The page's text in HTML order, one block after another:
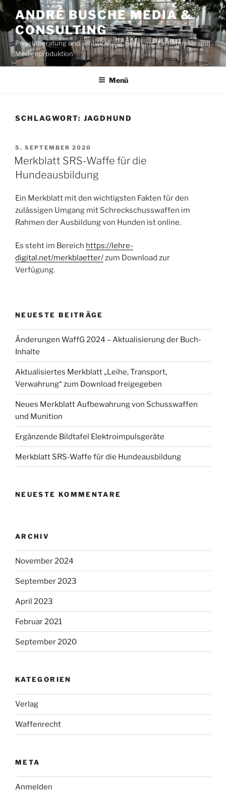
Zum
Inhalt
springen
ANDRÉ BUSCHE MEDIA &
CONSULTING
Projektberatung und -entwicklung, Schulung, Fachliteratur und
Medienproduktion
Menü
SCHLAGWORT: JAGDHUND
VERÖFFENTLICHT
AM
5. SEPTEMBER 2020
Merkblatt SRS-Waffe für die
Hundeausbildung
Ein Merkblatt mit den wichtigsten Fakten für den
zulässigen Umgang mit Schreckschusswaffen im
Rahmen der Ausbildung von Hunden ist online.
Es steht im Bereich https://lehre-
digital.net/merkblaetter/zum Download zur
Verfügung.
NEUESTE BEITRÄGE
Änderungen WaffG 2024 – Aktualisierung der Buch-
Inhalte
Aktualisiertes Merkblatt „Leihe, Transport,
Verwahrung“ zum Download freigegeben
Neues Merkblatt Aufbewahrung von Schusswaffen
und Munition
Ergänzende Bildtafel Elektroimpulsgeräte
Merkblatt SRS-Waffe für die Hundeausbildung
NEUESTE KOMMENTARE
ARCHIV
November 2024
September 2023
April 2023
Februar 2021
September 2020
KATEGORIEN
Verlag
Waffenrecht
META
Anmelden